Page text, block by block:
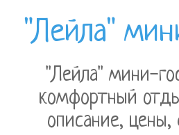
"Лейла"
"Лейла" мини-
комфортный
описание,